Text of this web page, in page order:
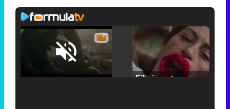
Unmute /
Loaded:
25.30%